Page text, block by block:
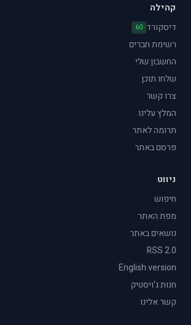
קהילה
דיסקורד 60
רשימת חברים
החשבון שלי
שלחו תוכן
צרו קשר
המלץ עלינו
תרומה לאתר
פרסם באתר
ניווט
חיפוש
מפת האתר
נושאים באתר
RSS 2.0
English version
חנות ג'ויסטיק
קשר אלינו